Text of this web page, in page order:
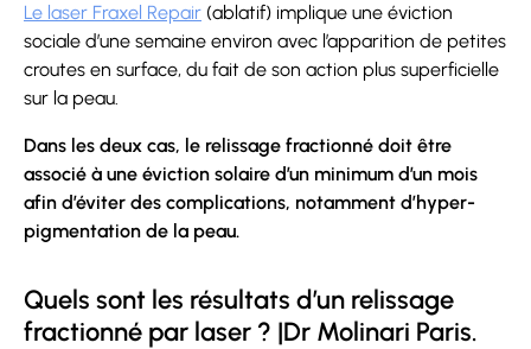
Le laser Fraxel Repair (ablatif) implique une éviction
sociale d’une semaine environ avec l’apparition de petites
croutes en surface, du fait de son action plus superficielle
sur la peau.
Dans les deux cas, le relissage fractionné doit être
associé à une éviction solaire d’un minimum d’un mois
afin d’éviter des complications, notamment d’hyper-
pigmentation de la peau.
Quels sont les résultats d’un relissage
fractionné par laser ? |Dr Molinari Paris.